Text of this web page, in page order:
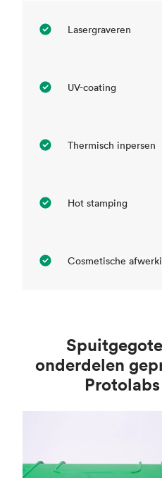
Lasergraveren
UV-coating
Thermisch inpersen
Hot stamping
Cosmetische
onderdelen